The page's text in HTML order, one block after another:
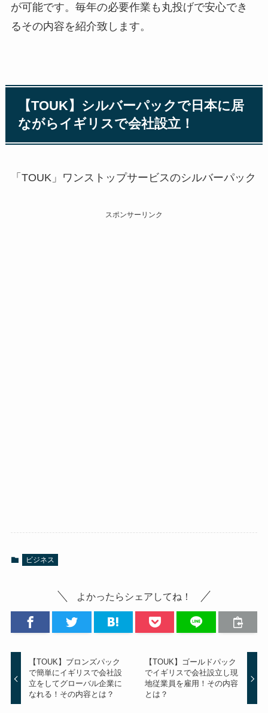
が可能です。毎年の必要作業も丸投げで安心でき
るその内容を紹介致します。
【TOUK】シルバーパックで日本に居
ながらイギリスで会社設立！
「TOUK」ワンストップサービスのシルバーパック
スポンサーリンク
ビジネス
よかったらシェアしてね！
【TOUK】ブロンズパック
で簡単にイギリスで会社設
立をしてグローバル企業に
なれる！その内容とは？
【TOUK】ゴールドパック
でイギリスで会社設立し現
地従業員を雇用！その内容
とは？